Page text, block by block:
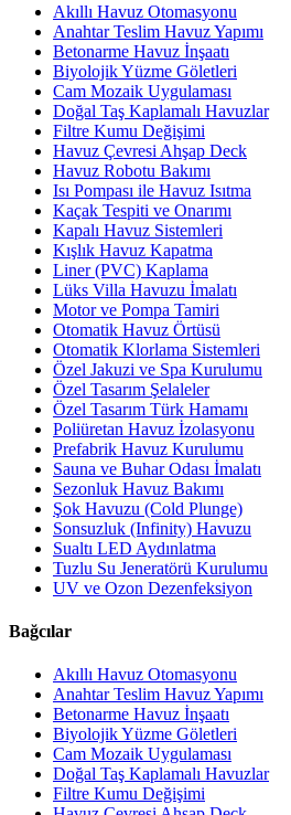
Akıllı Havuz Otomasyonu
Anahtar Teslim Havuz Yapımı
Betonarme Havuz İnşaatı
Biyolojik Yüzme Göletleri
Cam Mozaik Uygulaması
Doğal Taş Kaplamalı Havuzlar
Filtre Kumu Değişimi
Havuz Çevresi Ahşap Deck
Havuz Robotu Bakımı
Isı Pompası ile Havuz Isıtma
Kaçak Tespiti ve Onarımı
Kapalı Havuz Sistemleri
Kışlık Havuz Kapatma
Liner (PVC) Kaplama
Lüks Villa Havuzu İmalatı
Motor ve Pompa Tamiri
Otomatik Havuz Örtüsü
Otomatik Klorlama Sistemleri
Özel Jakuzi ve Spa Kurulumu
Özel Tasarım Şelaleler
Özel Tasarım Türk Hamamı
Poliüretan Havuz İzolasyonu
Prefabrik Havuz Kurulumu
Sauna ve Buhar Odası İmalatı
Sezonluk Havuz Bakımı
Şok Havuzu (Cold Plunge)
Sonsuzluk (Infinity) Havuzu
Sualtı LED Aydınlatma
Tuzlu Su Jeneratörü Kurulumu
UV ve Ozon Dezenfeksiyon
Bağcılar
Akıllı Havuz Otomasyonu
Anahtar Teslim Havuz Yapımı
Betonarme Havuz İnşaatı
Biyolojik Yüzme Göletleri
Cam Mozaik Uygulaması
Doğal Taş Kaplamalı Havuzlar
Filtre Kumu Değişimi